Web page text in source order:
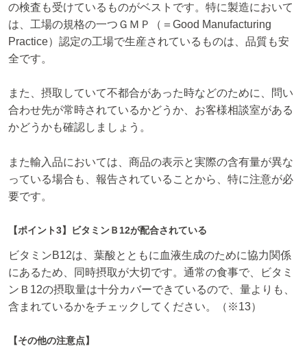
の検査も受けているものがベストです。特に製造において
は、工場の規格の一つＧＭＰ（＝Good Manufacturing
Practice）認定の工場で生産されているものは、品質も安
全です。
また、摂取していて不都合があった時などのために、問い
合わせ先が常時されているかどうか、お客様相談室がある
かどうかも確認しましょう。
また輸入品においては、商品の表示と実際の含有量が異な
っている場合も、報告されていることから、特に注意が必
要です。
【ポイント3】ビタミンＢ12が配合されている
ビタミンB12は、葉酸とともに血液生成のために協力関係
にあるため、同時摂取が大切です。通常の食事で、ビタミ
ンＢ12の摂取量は十分カバーできているので、量よりも、
含まれているかをチェックしてください。（※13）
【その他の注意点】